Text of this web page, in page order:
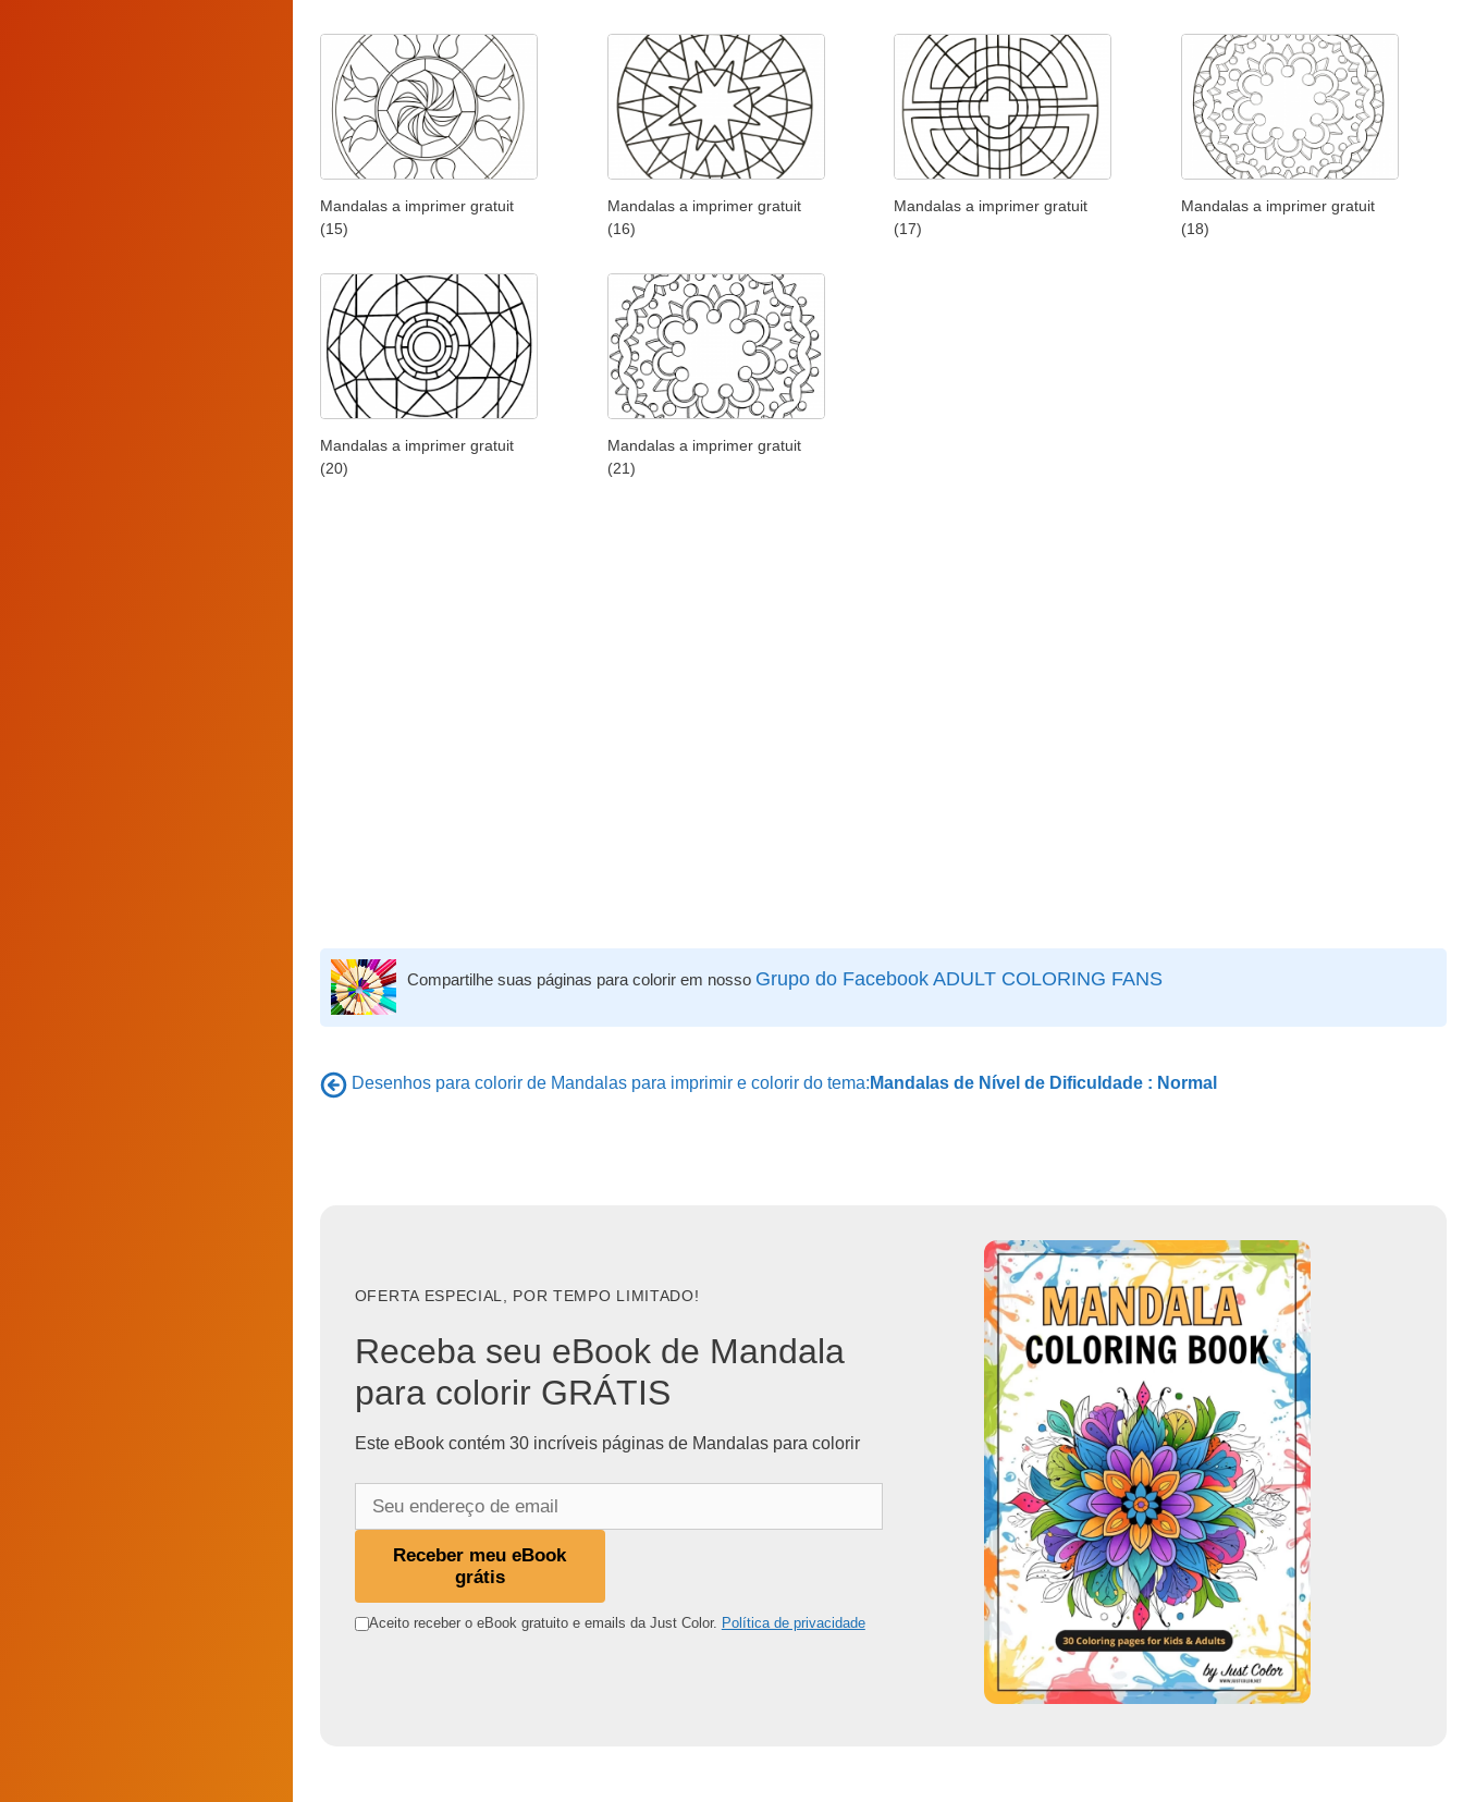
Mandalas a imprimer gratuit
(15)
Mandalas a imprimer gratuit
(16)
Mandalas a imprimer gratuit
(17)
Mandalas a imprimer gratuit
(18)
Mandalas a imprimer gratuit
(20)
Mandalas a imprimer gratuit
(21)
Compartilhe suas páginas para colorir em nosso Grupo do Facebook ADULT COLORING FANS
Desenhos para colorir de Mandalas para imprimir e colorir do tema: Mandalas de Nível de Dificuldade : Normal
OFERTA ESPECIAL, POR TEMPO LIMITADO!
Receba seu eBook de Mandala
para colorir GRÁTIS
Este eBook contém 30 incríveis páginas de Mandalas para colorir
n
d
Receber meu eBook
grátis
Aceito receber o eBook gratuito e emails da Just Color. Política de privacidade